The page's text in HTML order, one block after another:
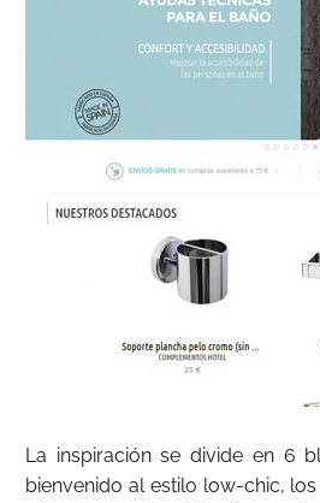
La inspiración se divide en 6
bienvenido al estilo low-chic,